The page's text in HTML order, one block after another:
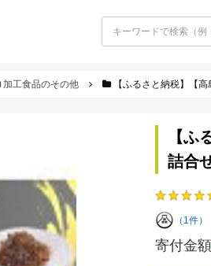
加工食品のその他 【ふるさと納税】【
【
詰合
（1件）
寄付金